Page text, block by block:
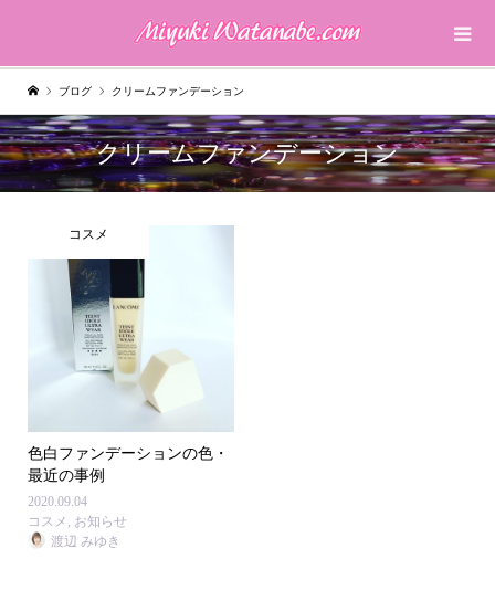
ブログ クリームファンデーション
クリームファンデーション
コスメ
色白ファンデーションの色・
最近の事例
2020.09.04
コスメ
お知らせ
渡辺 みゆき